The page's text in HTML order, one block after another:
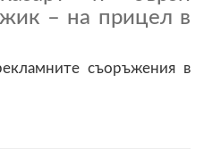
– на прицел в
съоръжения в